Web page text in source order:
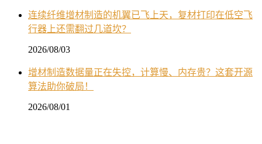
连续纤维增材制造的机翼已飞上天，复材打印在低空飞
行器上还需翻过几道坎？
2026/08/03
增材制造数据量正在失控，计算慢、内存贵？这套开源
算法助你破局！
2026/08/01